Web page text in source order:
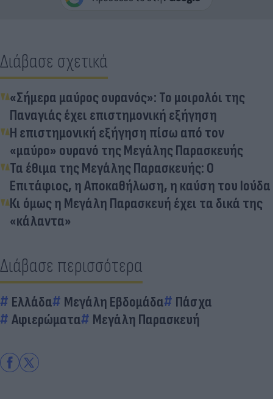
Διάβασε σχετικά
«Σήμερα μαύρος ουρανός»: Το μοιρολόι της
Παναγιάς έχει επιστημονική εξήγηση
Η επιστημονική εξήγηση πίσω από τον
«μαύρο» ουρανό της Μεγάλης Παρασκευής
Τα έθιμα της Μεγάλης Παρασκευής: Ο
Επιτάφιος, η Αποκαθήλωση, η καύση του Ιούδα
Κι όμως η Μεγάλη Παρασκευή έχει τα δικά της
«κάλαντα»
Διάβασε περισσότερα
Ελλάδα Μεγάλη Εβδομάδα
Πάσχα
Αφιερώματα
Μεγάλη Παρασκευή